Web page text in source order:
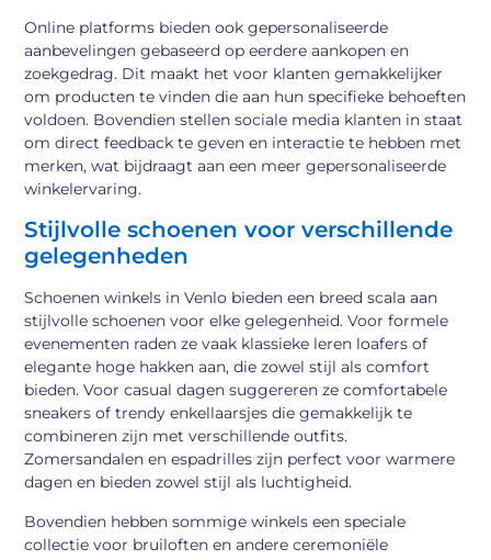
Online platforms bieden ook gepersonaliseerde
aanbevelingen gebaseerd op eerdere aankopen en
zoekgedrag. Dit maakt het voor klanten gemakkelijker
om producten te vinden die aan hun specifieke behoeften
voldoen. Bovendien stellen sociale media klanten in staat
om direct feedback te geven en interactie te hebben met
merken, wat bijdraagt aan een meer gepersonaliseerde
winkelervaring.
Stijlvolle schoenen voor verschillende
gelegenheden
Schoenen winkels in Venlo bieden een breed scala aan
stijlvolle schoenen voor elke gelegenheid. Voor formele
evenementen raden ze vaak klassieke leren loafers of
elegante hoge hakken aan, die zowel stijl als comfort
bieden. Voor casual dagen suggereren ze comfortabele
sneakers of trendy enkellaarsjes die gemakkelijk te
combineren zijn met verschillende outfits.
Zomersandalen en espadrilles zijn perfect voor warmere
dagen en bieden zowel stijl als luchtigheid.
Bovendien hebben sommige winkels een speciale
collectie voor bruiloften en andere ceremoniële